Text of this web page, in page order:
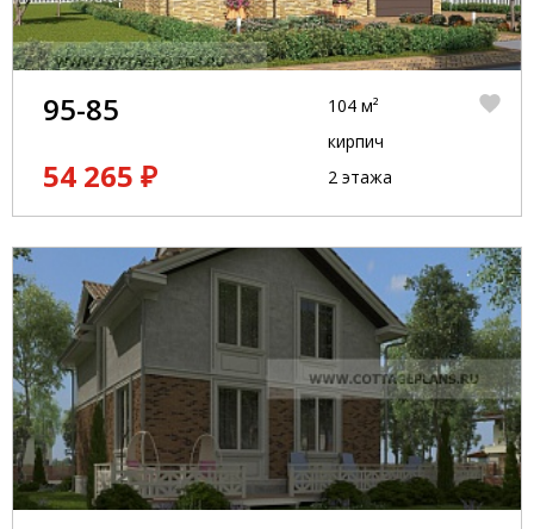
95-85
54 265 ₽
104 м²
кирпич
2 этажа